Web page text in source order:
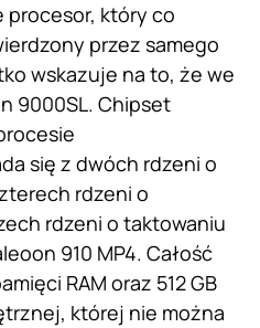
procesor, który co
przez samego
wskazuje na to, że we
9000SL. Chipset
się z dwóch rdzeni o
rdzeni o
rdzeni o taktowaniu
910 MP4. Całość
RAM oraz 512 GB
której nie można